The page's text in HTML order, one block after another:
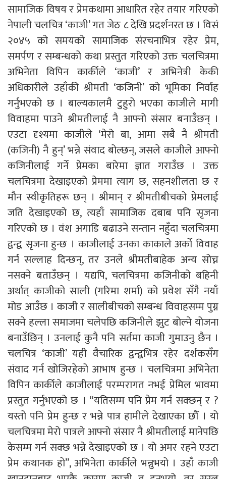
सामाजिक विषय र प्रेमकथामा आधारित रहेर तयार गरिएको
नेपाली चलचित्र ‘काजी’ गत जेठ ८ देखि प्रदर्शनरत छ । विसं
२०४५ को समयको सामाजिक संरचनाभित्र रहेर प्रेम,
समर्पण र सम्बन्धको कथा प्रस्तुत गरिएको उक्त चलचित्रमा
अभिनेता विपिन कार्कीले ‘काजी’ र अभिनेत्री केकी
अधिकारीले उहाँकी श्रीमती ‘कजिनी’ को भूमिका निर्वाह
गर्नुभएको छ । बाल्यकालमै टुहुरो भएका काजीले मागी
विवाहमा पाउने श्रीमतीलाई नै आफ्नो संसार बनाउँछन् ।
एउटा दृश्यमा काजीले ‘मेरो बा, आमा सबै नै श्रीमती
(कजिनी) नै हुन्’ भन्ने संवाद बोल्छन्, जसले काजीले आफ्नो
कजिनीलाई गर्ने प्रेमका बारेमा ज्ञात गराउँछ । उक्त
चलचित्रमा देखाइएको प्रेममा त्याग छ, सहनशीलता छ र
मौन स्वीकृतिहरू छन् । श्रीमान् र श्रीमतीबीचको प्रेमलाई
जति देखाइएको छ, त्यहाँ सामाजिक दबाब पनि सृजना
गरिएको छ । वंश अगाडि बढाउने सन्तान नहुँदा चलचित्रमा
द्वन्द्व सृजना हुन्छ । काजीलाई उनका काकाले अर्को विवाह
गर्न सल्लाह दिन्छन्, तर उनले श्रीमतीबाहेक अन्य सोच्न
नसक्ने बताउँछन् । यद्यपि, चलचित्रमा कजिनीको बहिनी
अर्थात् काजीको साली (गरिमा शर्मा) को प्रवेश सँगै नयाँ
मोड आउँछ । काजी र सालीबीचको सम्बन्ध विवाहसम्म पुग्न
सक्ने हल्ला समाजमा चलेपछि कजिनीले झुट बोल्ने योजना
बनाउँछिन् । उनलाई कुनै पनि सर्तमा काजी गुमाउनु छैन ।
चलचित्र ‘काजी’ यही वैचारिक द्वन्द्वभित्र रहेर दर्शकसँग
संवाद गर्न खोजिरहेको आभाष हुन्छ । चलचित्रमा अभिनेता
विपिन कार्कीले काजीलाई परम्परागत नभई प्रेमिल भावमा
प्रस्तुत गर्नुभएको छ । “यतिसम्म पनि प्रेम गर्न सक्छन् र ?
यस्तो पनि प्रेम हुन्छ र भन्ने पात्र हामीले देखाएका छौँ । यो
चलचित्रमा मेरो पात्रले आफ्नो संसार नै श्रीमतीलाई मानेपछि
केसम्म गर्न सक्छ भन्ने देखाइएको छ । यो अमर रहने एउटा
प्रेम कथानक हो”, अभिनेता कार्कीले भन्नुभयो । उहाँ काजी